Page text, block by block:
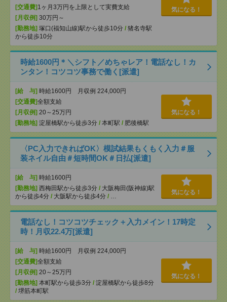
[交通費] 1ヶ月3万円を上限として実費支給
[月収例] 30万円～
[勤務地] 塚口(福知山線)駅から徒歩10分 / 猪名寺駅
から徒歩10分
気になる！
時給1600円＊＼シフト／めちゃレア！電話なし！カ
ンタン！コツコツ事務で働く[派遣]
[給 与] 時給1600円 月収例 224,000円
[交通費]全額支給
[月収例] 20～25万円
[勤務地] 淀屋橋駅から徒歩3分 / 本町駅 / 肥後橋駅
気になる！
〈PC入力できればOK〉模試結果もくもく入力＃服
装ネイル自由＃短時間OK＃日払[派遣]
[給 与] 時給1600円
[勤務地] 西梅田駅から徒歩3分 / 大阪梅田(阪神線)駅
から徒歩4分 / 大阪駅から徒歩4分 / …
気になる！
電話なし！コツコツチェック＋入力メイン！17時定
時！月収22.4万[派遣]
[給 与] 時給1600円 月収例 224,000円
[交通費]全額支給
[月収例] 20～25万円
[勤務地] 本町駅から徒歩3分 / 淀屋橋駅から徒歩8分
/ 堺筋本町駅
気になる！